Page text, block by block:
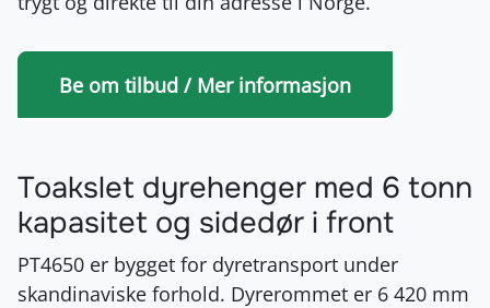
Be om tilbud / Mer informasjon
Toakslet dyrehenger med 6 tonn
kapasitet og sidedør i front
PT4650 er bygget for dyretransport under
skandinaviske forhold. Dyrerommet er 6 420 mm